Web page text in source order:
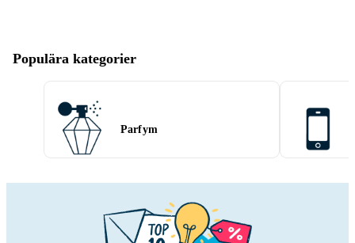
Populära kategorier
Parfym